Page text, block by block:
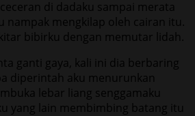
di dadaku sampai merata
nampak mengkilap oleh cairan itu.
bibirku dengan memutar lidah.
ganti gaya, kali ini dia berbaring
diperintah aku menurunkan
lebar liang senggamaku
yang lain membimbing batang itu